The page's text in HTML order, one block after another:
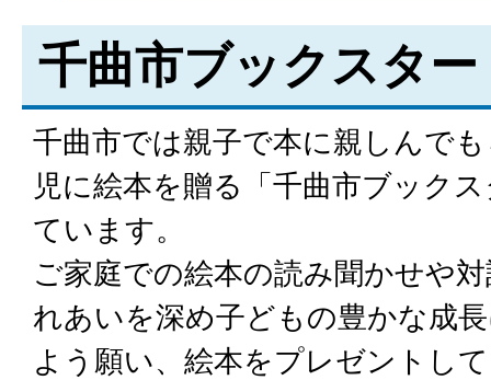
千曲市ブックスタ
千曲市では親子で本に親しんで
児に絵本を贈る「千曲市ブック
ています。
ご家庭での絵本の読み聞かせや
れあいを深め子どもの豊かな成
よう願い、絵本をプレゼントし